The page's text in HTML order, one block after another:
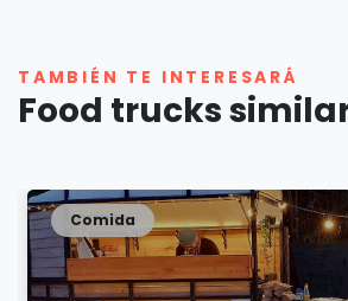
TAMBIÉN TE INTERESARÁ
Food trucks
Comida